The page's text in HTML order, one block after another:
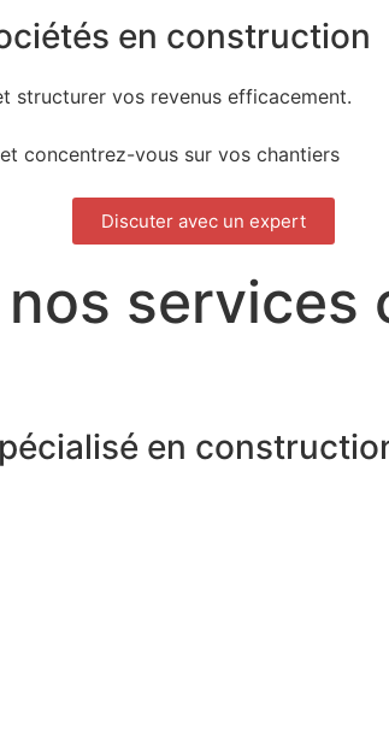
en construction
structurer vos revenus efficacement.
concentrez-vous sur vos chantiers
Discuter avec un expert
services
en